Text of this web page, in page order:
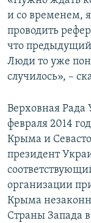
и со временем,
проводить
что
Люди то уже
случилось», –
Верховная Рада
февраля 2014
Крыма и
президент
организации
Крыма
Страны Запада